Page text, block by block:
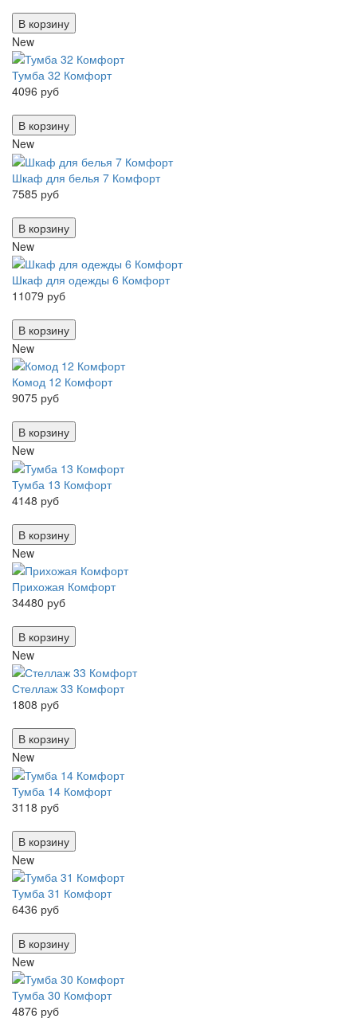
В корзину
New
Тумба 32 Комфорт
4096 руб
В корзину
New
Шкаф для белья 7 Комфорт
7585 руб
В корзину
New
Шкаф для одежды 6 Комфорт
11079 руб
В корзину
New
Комод 12 Комфорт
9075 руб
В корзину
New
Тумба 13 Комфорт
4148 руб
В корзину
New
Прихожая Комфорт
34480 руб
В корзину
New
Стеллаж 33 Комфорт
1808 руб
В корзину
New
Тумба 14 Комфорт
3118 руб
В корзину
New
Тумба 31 Комфорт
6436 руб
В корзину
New
Тумба 30 Комфорт
4876 руб